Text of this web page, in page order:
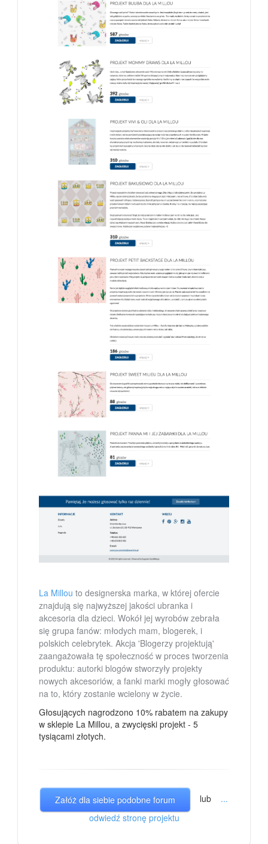
La Millou to designerska marka, w której ofercie
znajdują się najwyższej jakości ubranka i
akcesoria dla dzieci. Wokół jej wyrobów zebrała
się grupa fanów: młodych mam, blogerek, i
polskich celebrytek. Akcja 'Blogerzy projektują'
zaangażowała tę społeczność w proces tworzenia
produktu: autorki blogów stworzyły projekty
nowych akcesoriów, a fanki marki mogły głosować
na to, który zostanie wcielony w życie.
Głosujących nagrodzono 10% rabatem na zakupy
w sklepie La Millou, a zwycięski projekt - 5
tysiącami złotych.
Załóż dla siebie podobne forum lub ...
odwiedź stronę projektu